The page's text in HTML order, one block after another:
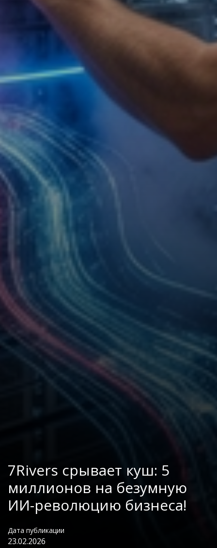
7Rivers срывает куш: 5
миллионов на безумную
ИИ-революцию бизнеса!
Дата публикации
23.02.2026